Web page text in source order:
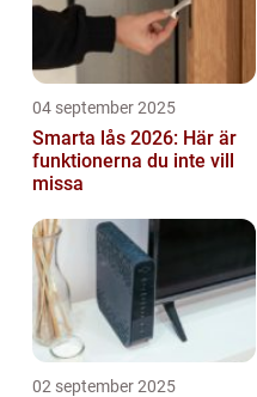
04 september 2025
Smarta lås 2026: Här är
funktionerna du inte vill
missa
02 september 2025